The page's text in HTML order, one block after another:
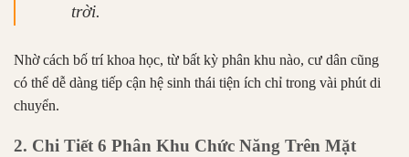
trời.
Nhờ cách bố trí khoa học, từ bất kỳ phân khu nào, cư dân cũng
có thể dễ dàng tiếp cận hệ sinh thái tiện ích chỉ trong vài phút di
chuyển.
2. Chi Tiết 6 Phân Khu Chức Năng Trên Mặt